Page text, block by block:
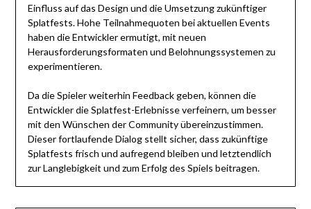
Einfluss auf das Design und die Umsetzung zukünftiger
Splatfests. Hohe Teilnahmequoten bei aktuellen Events
haben die Entwickler ermutigt, mit neuen
Herausforderungsformaten und Belohnungssystemen zu
experimentieren.
Da die Spieler weiterhin Feedback geben, können die
Entwickler die Splatfest-Erlebnisse verfeinern, um besser
mit den Wünschen der Community übereinzustimmen.
Dieser fortlaufende Dialog stellt sicher, dass zukünftige
Splatfests frisch und aufregend bleiben und letztendlich
zur Langlebigkeit und zum Erfolg des Spiels beitragen.